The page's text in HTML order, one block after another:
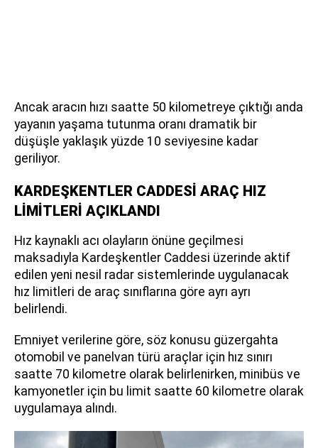
Ancak aracın hızı saatte 50 kilometreye çıktığı anda
yayanın yaşama tutunma oranı dramatik bir
düşüşle yaklaşık yüzde 10 seviyesine kadar
geriliyor.
KARDEŞKENTLER CADDESİ ARAÇ HIZ
LİMİTLERİ AÇIKLANDI
Hız kaynaklı acı olayların önüne geçilmesi
maksadıyla Kardeşkentler Caddesi üzerinde aktif
edilen yeni nesil radar sistemlerinde uygulanacak
hız limitleri de araç sınıflarına göre ayrı ayrı
belirlendi.
Emniyet verilerine göre, söz konusu güzergahta
otomobil ve panelvan türü araçlar için hız sınırı
saatte 70 kilometre olarak belirlenirken, minibüs ve
kamyonetler için bu limit saatte 60 kilometre olarak
uygulamaya alındı.